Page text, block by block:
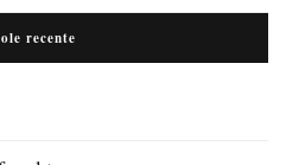
recente